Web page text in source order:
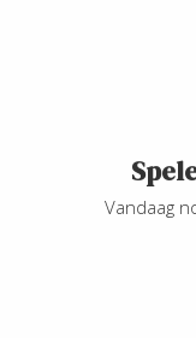
Vandaag